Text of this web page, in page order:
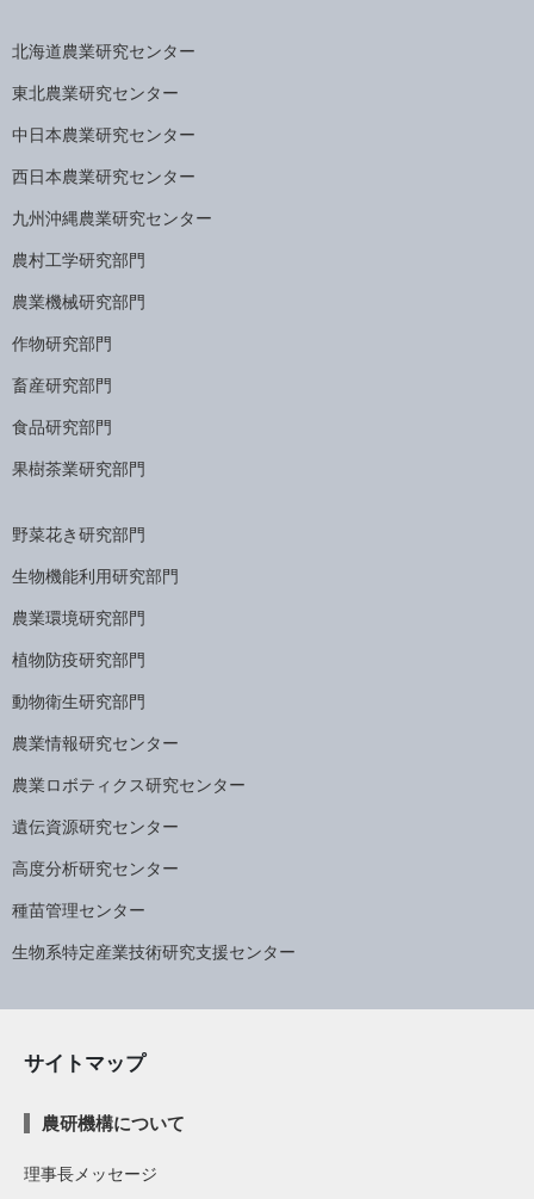
北海道農業研究センター
東北農業研究センター
中日本農業研究センター
西日本農業研究センター
九州沖縄農業研究センター
農村工学研究部門
農業機械研究部門
作物研究部門
畜産研究部門
食品研究部門
果樹茶業研究部門
野菜花き研究部門
生物機能利用研究部門
農業環境研究部門
植物防疫研究部門
動物衛生研究部門
農業情報研究センター
農業ロボティクス研究センター
遺伝資源研究センター
高度分析研究センター
種苗管理センター
生物系特定産業技術研究支援センター
サイトマップ
農研機構について
理事長メッセージ